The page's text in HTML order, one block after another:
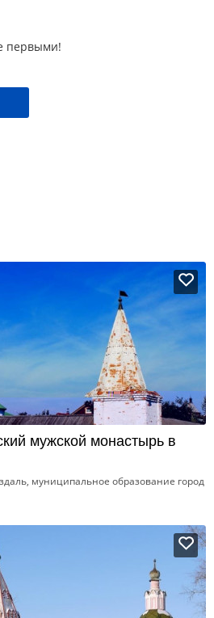
первыми!
мужской монастырь в
муниципальное образование город